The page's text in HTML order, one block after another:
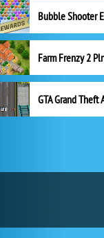
GTA Grand Theft